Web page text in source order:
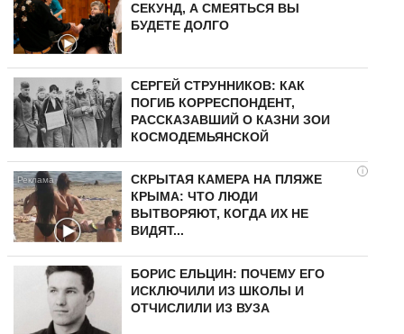
СЕКУНД, А СМЕЯТЬСЯ ВЫ
БУДЕТЕ ДОЛГО
СЕРГЕЙ СТРУННИКОВ: КАК
ПОГИБ КОРРЕСПОНДЕНТ,
РАССКАЗАВШИЙ О КАЗНИ ЗОИ
КОСМОДЕМЬЯНСКОЙ
i
СКРЫТАЯ КАМЕРА НА ПЛЯЖЕ
КРЫМА: ЧТО ЛЮДИ
ВЫТВОРЯЮТ, КОГДА ИХ НЕ
ВИДЯТ...
БОРИС ЕЛЬЦИН: ПОЧЕМУ ЕГО
ИСКЛЮЧИЛИ ИЗ ШКОЛЫ И
ОТЧИСЛИЛИ ИЗ ВУЗА